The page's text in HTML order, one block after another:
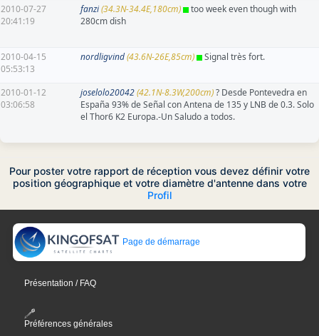
2010-07-27
20:41:19
fanzi(34.3N-34.4E,180cm)
too week even though with
280cm dish
2010-04-15
05:53:13
nordligvind(43.6N-26E,85cm) Signal très fort.
2010-01-12
03:06:58
joselolo20042(42.1N-8.3W,200cm)? Desde Pontevedra en
España 93% de Señal con Antena de 135 y LNB de 0.3. Solo
el Thor6 K2 Europa.-Un Saludo a todos.
Pour poster votre rapport de réception vous devez définir votre
position géographique et votre diamètre d'antenne dans votre
Profil
Page de démarrage
Présentation / FAQ
Préférences générales